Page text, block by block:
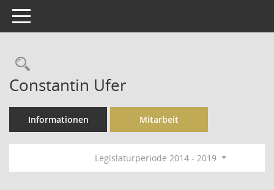
Toggle navigation
Rechercheauswahl
Constantin Ufer
Informationen Mitarbeit
Legislaturperiode 2014 - 2019